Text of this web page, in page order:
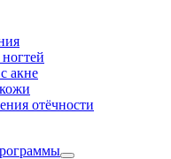
акне
отёчности